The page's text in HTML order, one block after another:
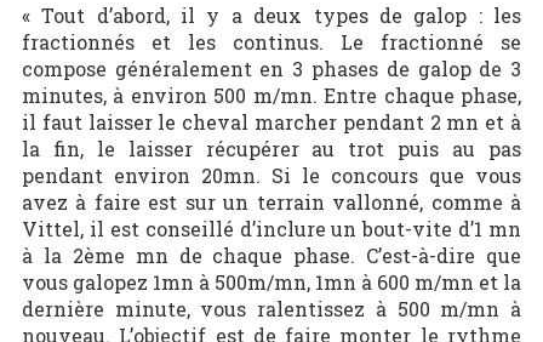
« Tout d’abord, il y a deux types de galop : les
fractionnés et les continus. Le fractionné se
compose généralement en 3 phases de galop de 3
minutes, à environ 500 m/mn. Entre chaque phase,
il faut laisser le cheval marcher pendant 2 mn et à
la fin, le laisser récupérer au trot puis au pas
pendant environ 20mn. Si le concours que vous
avez à faire est sur un terrain vallonné, comme à
Vittel, il est conseillé d’inclure un bout-vite d’1 mn
à la 2ème mn de chaque phase. C’est-à-dire que
vous galopez 1mn à 500m/mn, 1mn à 600 m/mn et la
dernière minute, vous ralentissez à 500 m/mn à
nouveau. L’objectif est de faire monter le rythme